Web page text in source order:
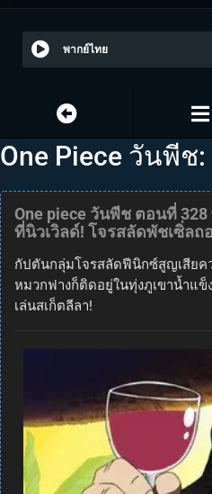
พากย์ไทย
One Piece วันพีช:
One piece วันพีช ตอนที่
ที่นิวเวิลด์! โจรสลัดพัชเซิ่ลถ
กัปตันกลุ่มโจรสลัดฟีนิกซ์สูญเสียค
หมวกฟางก็ติดอยู่ในทุ่งภูเขาน้ำแข็
เล่นสเก็ตลีลา!